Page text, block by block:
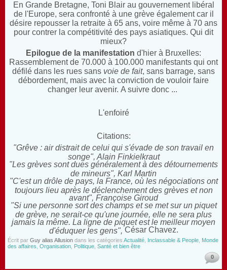
En Grande Bretagne, Toni Blair au gouvernement libéral
de l'Europe, sera confronté à une grève également car il
désire repousser la retraite à 65 ans, voire même à 70 ans
pour contrer la compétitivité des pays asiatiques. Qui dit
mieux?
Epilogue de la manifestation d'hier à Bruxelles:
Rassemblement de 70.000 à 100.000 manifestants qui ont
défilé dans les rues sans voie de fait, sans barrage, sans
débordement, mais avec la conviction de vouloir faire
changer leur avenir. A suivre donc ...
L'enfoiré
Citations:
"Grêve : air distrait de celui qui s'évade de son travail en
songe", Alain Finkielkraut
"Les grèves sont dues généralement à des détournements
de mineurs", Karl Martin
"C'est un drôle de pays, la France, où les négociations ont
toujours lieu après le déclenchement des grèves et non
avant", Françoise Giroud
"Si une personne sort des champs et se met sur un piquet
de grève, ne serait-ce qu'une journée, elle ne sera plus
jamais la même. La ligne de piquet est le meilleur moyen
d'éduquer les gens", César Chavez.
Écrit par Guy alias Allusion dans les catégories Actualité Inclassable & People Monde
des affaires Organisation Politique Santé et bien être
0